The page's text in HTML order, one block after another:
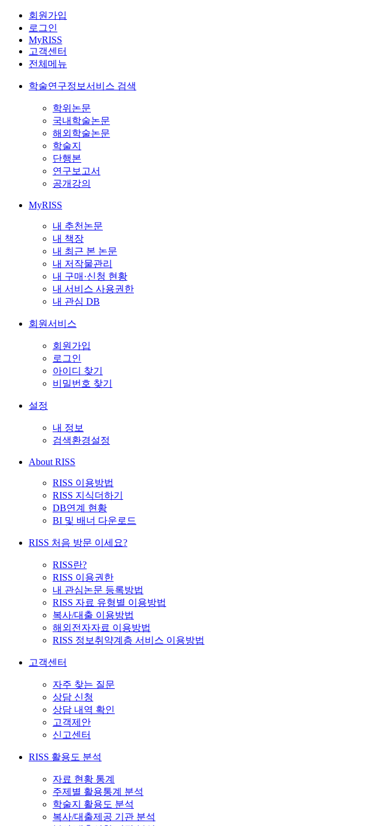
회원가입
로그인
MyRISS
고객센터
전체메뉴
학술연구정보서비스 검색
학위논문
국내학술논문
해외학술논문
학술지
단행본
연구보고서
공개강의
MyRISS
내 추천논문
내 책장
내 최근 본 논문
내 저작물관리
내 구매·신청 현황
내 서비스 사용권한
내 관심 DB
회원서비스
회원가입
로그인
아이디 찾기
비밀번호 찾기
설정
내 정보
검색환경설정
About RISS
RISS 이용방법
RISS 지식더하기
DB연계 현황
BI 및 배너 다운로드
RISS 처음 방문 이세요?
RISS란?
RISS 이용권한
내 관심논문 등록방법
RISS 자료 유형별 이용방법
복사/대출 이용방법
해외전자자료 이용방법
RISS 정보취약계층 서비스 이용방법
고객센터
자주 찾는 질문
상담 신청
상담 내역 확인
고객제안
신고센터
RISS 활용도 분석
자료 현황 통계
주제별 활용통계 분석
학술지 활용도 분석
복사/대출제공 기관 분석